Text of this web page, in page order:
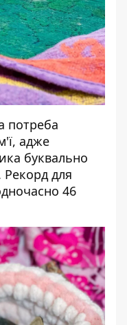
потреба
адже
буквально
Рекорд для
46